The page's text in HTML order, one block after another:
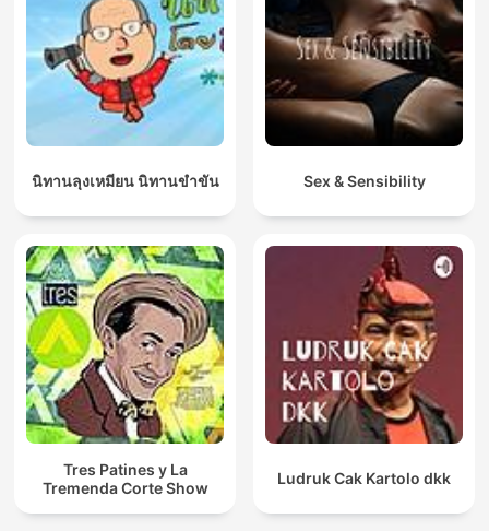
นิทานลุงเหมียน นิทานขำขัน Sex & Sensibility
Tres Patines y La
Tremenda Corte Show
Ludruk Cak Kartolo dkk